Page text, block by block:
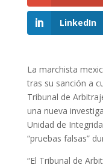
LinkedIn
La marchista
tras su sanción a
Tribunal de
una nueva
Unidad de
“pruebas falsas”
“El Tribunal de